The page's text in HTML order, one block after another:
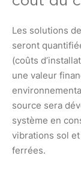
Les solutions
seront
(coûts
une valeur
source sera
système en
vibrations sol
ferrées.